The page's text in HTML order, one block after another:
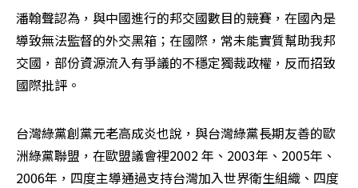
潘翰聲認為，與中國進行的邦交國數目的競賽，在國內是
導致無法監督的外交黑箱；在國際，常未能實質幫助我邦
交國，部份資源流入有爭議的不穩定獨裁政權，反而招致
國際批評。
台灣綠黨創黨元老高成炎也說，與台灣綠黨長期友善的歐
洲綠黨聯盟，在歐盟議會裡2002 年、2003年、2005年、
2006年，四度主導通過支持台灣加入世界衛生組織、四度